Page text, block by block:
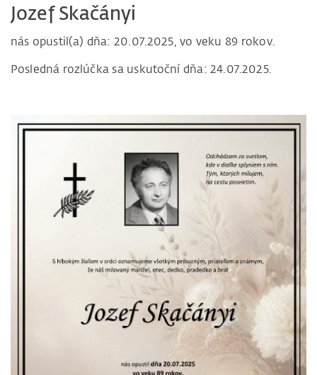
Jozef Skačányi
nás opustil(a) dňa: 20.07.2025, vo veku 89 rokov.
Posledná rozlúčka sa uskutoční dňa: 24.07.2025.